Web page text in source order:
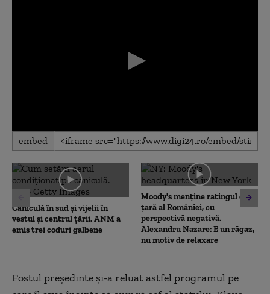
0
seconds
0
seconds
embed
Caniculă în sud și vijelii în
vestul și centrul țării. ANM a
emis trei coduri galbene
Moody's menține ratingul de
țară al României, cu
perspectivă negativă.
Alexandru Nazare: E un răgaz,
nu motiv de relaxare
Fostul președinte și-a reluat astfel programul pe